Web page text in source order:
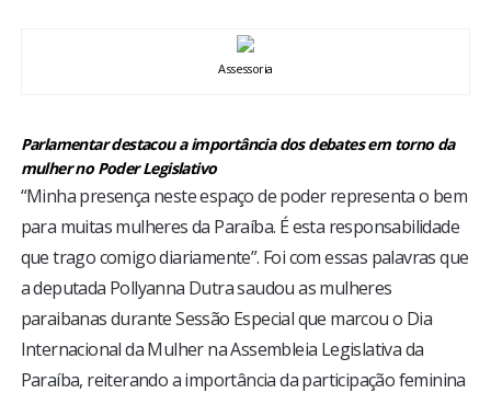
ENQUETE
TV LPB
FOTOS
COLUNISTAS
Assessoria
Parlamentar destacou a importância dos debates em torno da
mulher no Poder Legislativo
“Minha presença neste espaço de poder representa o bem
para muitas mulheres da Paraíba. É esta responsabilidade
que trago comigo diariamente”. Foi com essas palavras que
a deputada Pollyanna Dutra saudou as mulheres
paraibanas durante Sessão Especial que marcou o Dia
Internacional da Mulher na Assembleia Legislativa da
Paraíba, reiterando a importância da participação feminina